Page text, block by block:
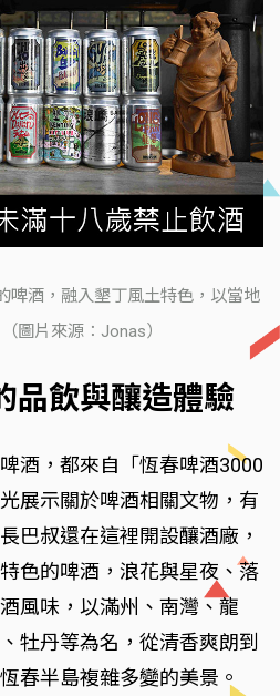
啤酒，融入墾丁風土特色，以當地
圖片來源：Jonas）
品飲與釀造體驗
酒，都來自「恆春啤酒3000
展示關於啤酒相關文物，有
巴叔還在這裡開設釀酒廠，
色的啤酒，浪花與星夜、落
風味，以滿州、南灣、龍
牡丹等為名，從清香爽朗到
春半島複雜多變的美景。